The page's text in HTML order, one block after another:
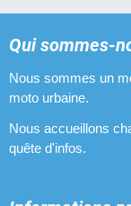
Qui sommes-
Nous sommes un
moto urbaine.
Nous accueillons
quête d'infos.